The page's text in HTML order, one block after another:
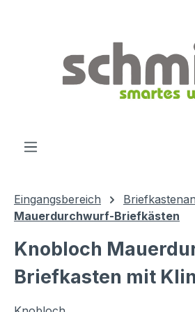
Eingangsbereich
Mauerdurchwurf-Briefkästen
Knobloch
Briefkasten mit